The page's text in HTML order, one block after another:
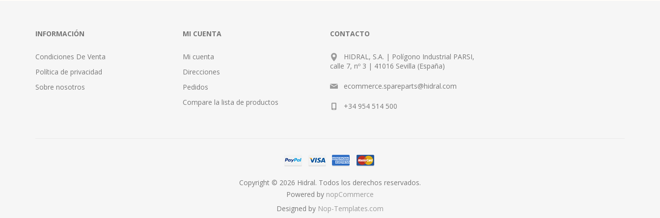
INFORMACIÓN
Condiciones De Venta
Política de privacidad
Sobre nosotros
MI CUENTA
Mi cuenta
Direcciones
Pedidos
Compare la lista de productos
CONTACTO
HIDRAL, S.A. | Polígono Industrial PARSI,
calle 7, nº 3 | 41016 Sevilla (España)
ecommerce.spareparts@hidral.com
+34 954 514 500
Copyright © 2026 Hidral. Todos los derechos reservados.
Powered by nopCommerce
Designed by Nop-Templates.com